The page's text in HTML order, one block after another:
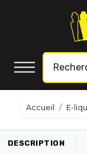
Accueil E-
DESCRIPTION